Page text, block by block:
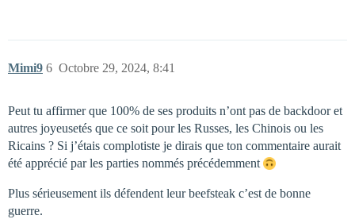
Mimi9 Octobre 29, 2024, 8:41
6
Peut tu affirmer que 100% de ses produits n’ont pas de backdoor et
autres joyeusetés que ce soit pour les Russes, les Chinois ou les
Ricains ? Si j’étais complotiste je dirais que ton commentaire aurait
été apprécié par les parties nommés précédemment
Plus sérieusement ils défendent leur beefsteak c’est de bonne
guerre.